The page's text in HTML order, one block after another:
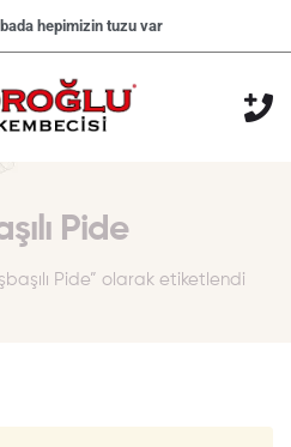
hepimizin tuzu var
Pide
Pide” olarak etiketlendi